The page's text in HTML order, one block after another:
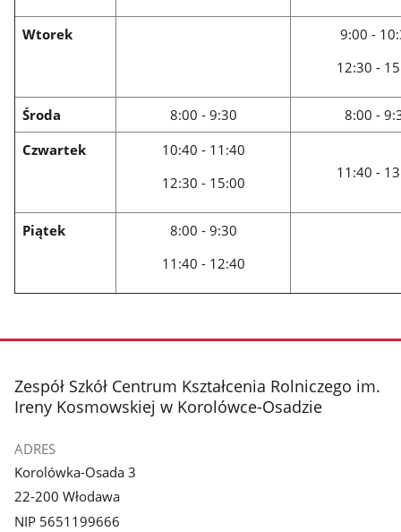
Wtorek
9:00 -
12:30 -
Środa 8:00 - 9:30
8:00 -
Czwartek
10:40 - 11:40
12:30 - 15:00
11:40 -
Piątek
8:00 - 9:30
11:40 - 12:40
stopka
Zespół Szkół Centrum Kształcenia Rolniczego im.
Ireny Kosmowskiej w Korolówce-Osadzie
ADRES
Korolówka-Osada 3
22-200 Włodawa
NIP 5651199666